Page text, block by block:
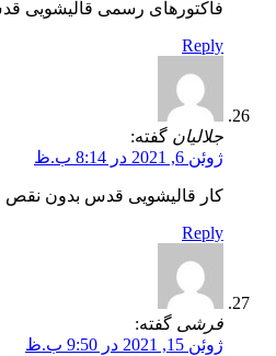
فاکتورهای رسمی قالیشویی
Reply
جلالیان گفته:
ژوئن 6, 2021 در 8:14 ب.ظ
کار قالیشویی قدس بدون نقص
Reply
فرشی گفته:
ژوئن 15, 2021 در 9:50 ب.ظ